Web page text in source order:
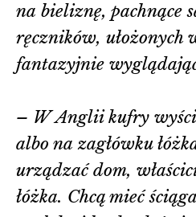
na bieliznę, pachnące
ręczników, ułożonych
fantazyjnie
– W Anglii kufry
albo na zagłówku
urządzać dom,
łóżka. Chcą mieć